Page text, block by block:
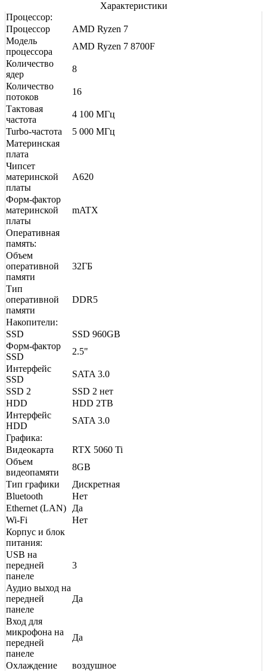
Характеристики
Процессор:
Процессор
AMD Ryzen 7
Модель
процессора
AMD Ryzen 7 8700F
Количество
ядер
8
Количество
потоков
16
Тактовая
частота
4 100 МГц
Turbo-частота
5 000 МГц
Материнская
плата
Чипсет
материнской
платы
A620
Форм-фактор
материнской
платы
mATX
Оперативная
память:
Объем
оперативной
памяти
32ГБ
Тип
оперативной
памяти
DDR5
Накопители:
SSD
SSD 960GB
Форм-фактор
SSD
2.5"
Интерфейс
SSD
SATA 3.0
SSD 2
SSD 2 нет
HDD
HDD 2TB
Интерфейс
HDD
SATA 3.0
Графика:
Видеокарта
RTX 5060 Ti
Объем
видеопамяти
8GB
Тип графики
Дискретная
Bluetooth
Нет
Ethernet (LAN)
Да
Wi-Fi
Нет
Корпус и блок
питания:
USB на
передней
панеле
3
Аудио выход на
передней
панеле
Да
Вход для
микрофона на
передней
панеле
Да
Охлаждение
воздушное